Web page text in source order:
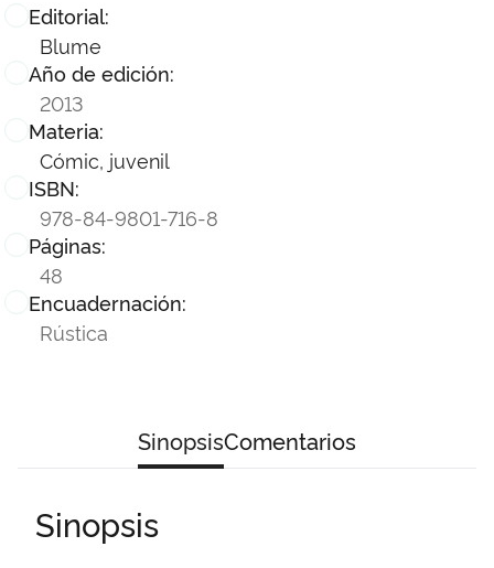
Editorial:
Blume
Año de edición:
2013
Materia:
Cómic, juvenil
ISBN:
978-84-9801-716-8
Páginas:
48
Encuadernación:
Rústica
SinopsisComentarios
Sinopsis